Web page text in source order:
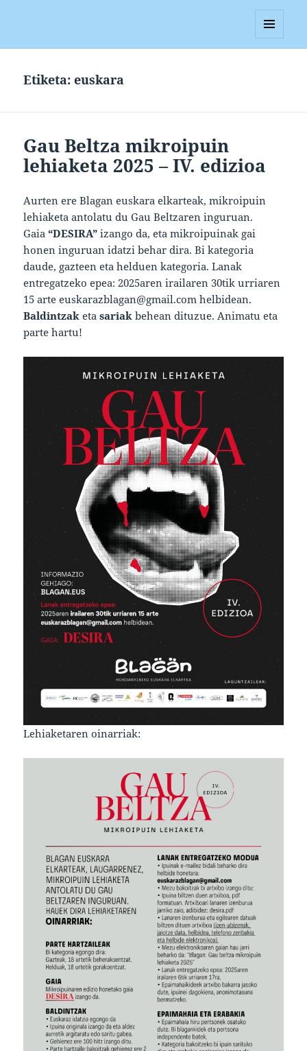
Etiketa:euskara
Gau Beltza mikroipuin
lehiaketa 2025 – IV. edizioa
Aurten ere Blagan euskara elkarteak, mikroipuin
lehiaketa antolatu du Gau Beltzaren inguruan.
Gaia“DESIRA” izango da, eta mikroipuinak gai
honen inguruan idatzi behar dira. Bi kategoria
daude, gazteen eta helduen kategoria. Lanak
entregatzeko epea: 2025aren irailaren 30tik urriaren
15 arte euskarazblagan@gmail.com helbidean.
Baldintzaketasariakbehean dituzue. Animatu eta
parte hartu!
Lehiaketaren oinarriak: